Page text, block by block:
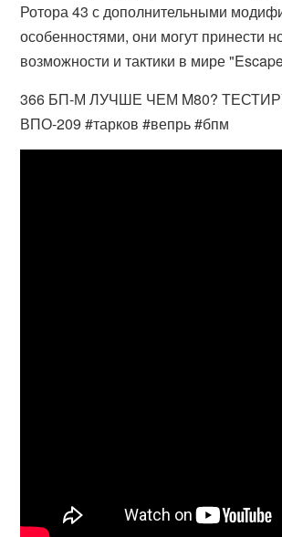
Ротора 43 с дополнительными
особенностями, они могут принести
возможности и тактики в мире
366 БП-М ЛУЧШЕ ЧЕМ M80?
ВПО-209 #тарков #вепрь #бпм